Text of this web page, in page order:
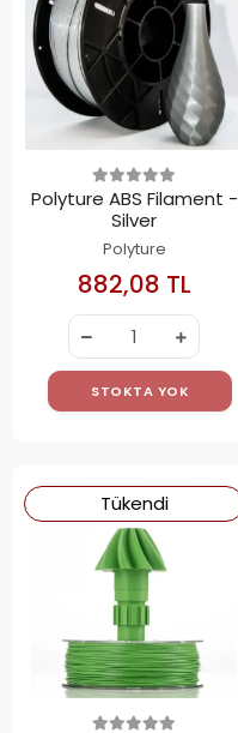
Polyture ABS Filament -
Silver
Polyture
882,08 TL
STOKTA YOK
Tükendi